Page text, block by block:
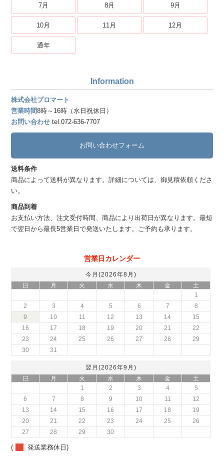
7月 8月 9月
10月 11月 12月
通年
Information
株式会社プロマート
営業時間8時～16時（水日祝休日）
お問い合わせ tel.072-636-7707
お問い合わせフォーム
送料条件
商品によって送料が異なります。詳細については、御見積依頼くださ
い。
商品到着
お支払い方法、注文受付時間、商品により出荷日が異なります。最短
で翌日から最長5営業日で発送いたします。ご予約も承ります。
営業日カレンダー
今月(2026年8月)
日
月 火 水 木 金
土
1
2
3 4 5 6 7
8
9
10 11 12 13 14
15
16
17 18 19 20 21
22
23
24 25 26 27 28
29
30
31
翌月(2026年9月)
日
月 火 水 木 金
土
1
2 3 4
5
6
7 8 9 10 11
12
13
14 15 16 17 18
19
20
21 22 23 24 25
26
27
28 29 30
( 発送業務休日)